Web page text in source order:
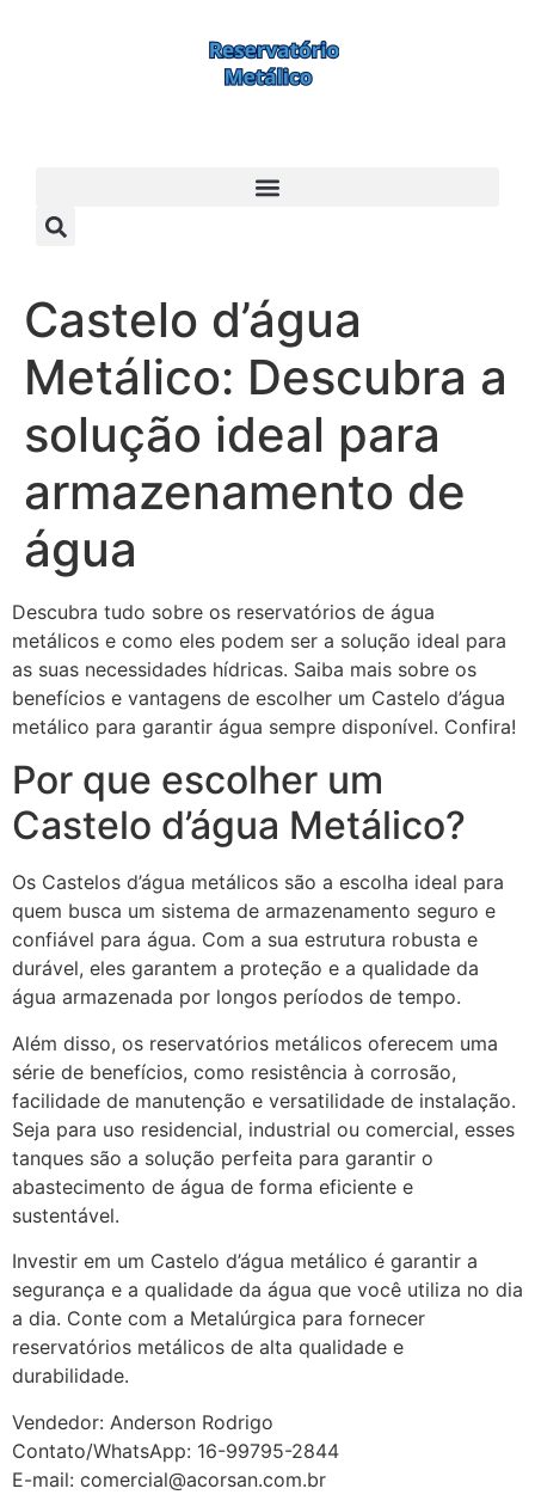
Castelo d’água
Metálico: Descubra a
solução ideal para
armazenamento de
água
Descubra tudo sobre os reservatórios de água
metálicos e como eles podem ser a solução ideal para
as suas necessidades hídricas. Saiba mais sobre os
benefícios e vantagens de escolher um Castelo d’água
metálico para garantir água sempre disponível. Confira!
Por que escolher um
Castelo d’água Metálico?
Os Castelos d’água metálicos são a escolha ideal para
quem busca um sistema de armazenamento seguro e
confiável para água. Com a sua estrutura robusta e
durável, eles garantem a proteção e a qualidade da
água armazenada por longos períodos de tempo.
Além disso, os reservatórios metálicos oferecem uma
série de benefícios, como resistência à corrosão,
facilidade de manutenção e versatilidade de instalação.
Seja para uso residencial, industrial ou comercial, esses
tanques são a solução perfeita para garantir o
abastecimento de água de forma eficiente e
sustentável.
Investir em um Castelo d’água metálico é garantir a
segurança e a qualidade da água que você utiliza no dia
a dia. Conte com a Metalúrgica para fornecer
reservatórios metálicos de alta qualidade e
durabilidade.
Vendedor: Anderson Rodrigo
Contato/WhatsApp: 16-99795-2844
E-mail: comercial@acorsan.com.br